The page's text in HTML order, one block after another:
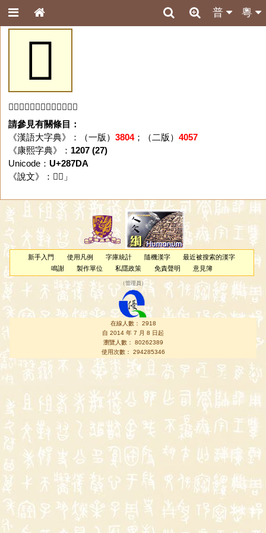
粵
普
𨟚
「𨟚」字未收錄於本資料庫。
請參見有關條目：
《漢語大字典》：（一版） 3804；（二版） 4057
《康熙字典》： 1207 (27)
Unicode： U+287DA
《說文》：「 𨟚 」
新手入門 使用凡例 字庫統計 隨機漢字
最近被搜索的漢字
鳴謝
製作單位 私隱政策 免責聲明 意見簿
（管理員 ）
在線人數： 2918
自 2014 年 7 月 8 日起
瀏覽人數： 80262389
使用次數： 294285346